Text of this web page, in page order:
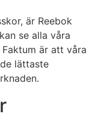
är Reebok
se alla våra
Faktum är att våra
lättaste